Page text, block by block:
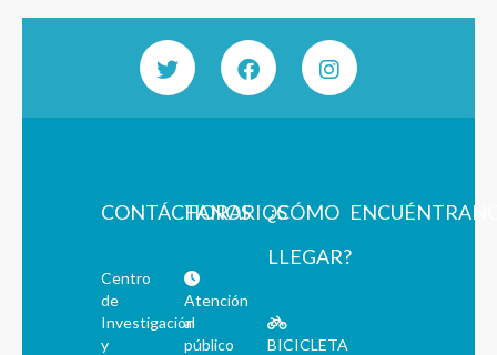
CONTÁCTANOS
Centro
de
Investigación
y
HORARIOS
Atención
al
público
¿CÓMO
LLEGAR?
BICICLETA